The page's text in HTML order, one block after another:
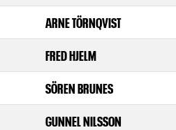
ARNE TÖRNQVIST
FRED HJELM
SÖREN BRUNES
GUNNEL NILSSON